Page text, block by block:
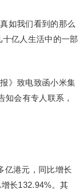
如我们看到的那么
亿人生活中的一部
》致电致函小米集
知会有专人联系，
亿港元，同比增长
长132.94%。其